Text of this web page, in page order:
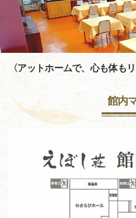
〈アットホームで、心も体も
館内